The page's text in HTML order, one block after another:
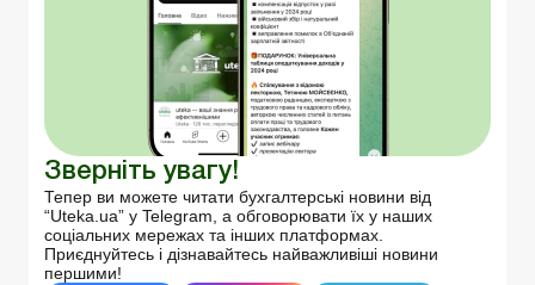
Зверніть увагу!
Тепер ви можете читати бухгалтерські новини від
“Uteka.ua” у Telegram, а обговорювати їх у наших
соціальних мережах та інших платформах.
Приєднуйтесь і дізнавайтесь найважливіші новини
першими!